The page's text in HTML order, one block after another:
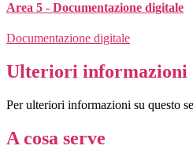
Area 5 - Documentazione digitale
Documentazione digitale
Ulteriori informazioni
Per ulteriori informazioni su questo
A cosa serve